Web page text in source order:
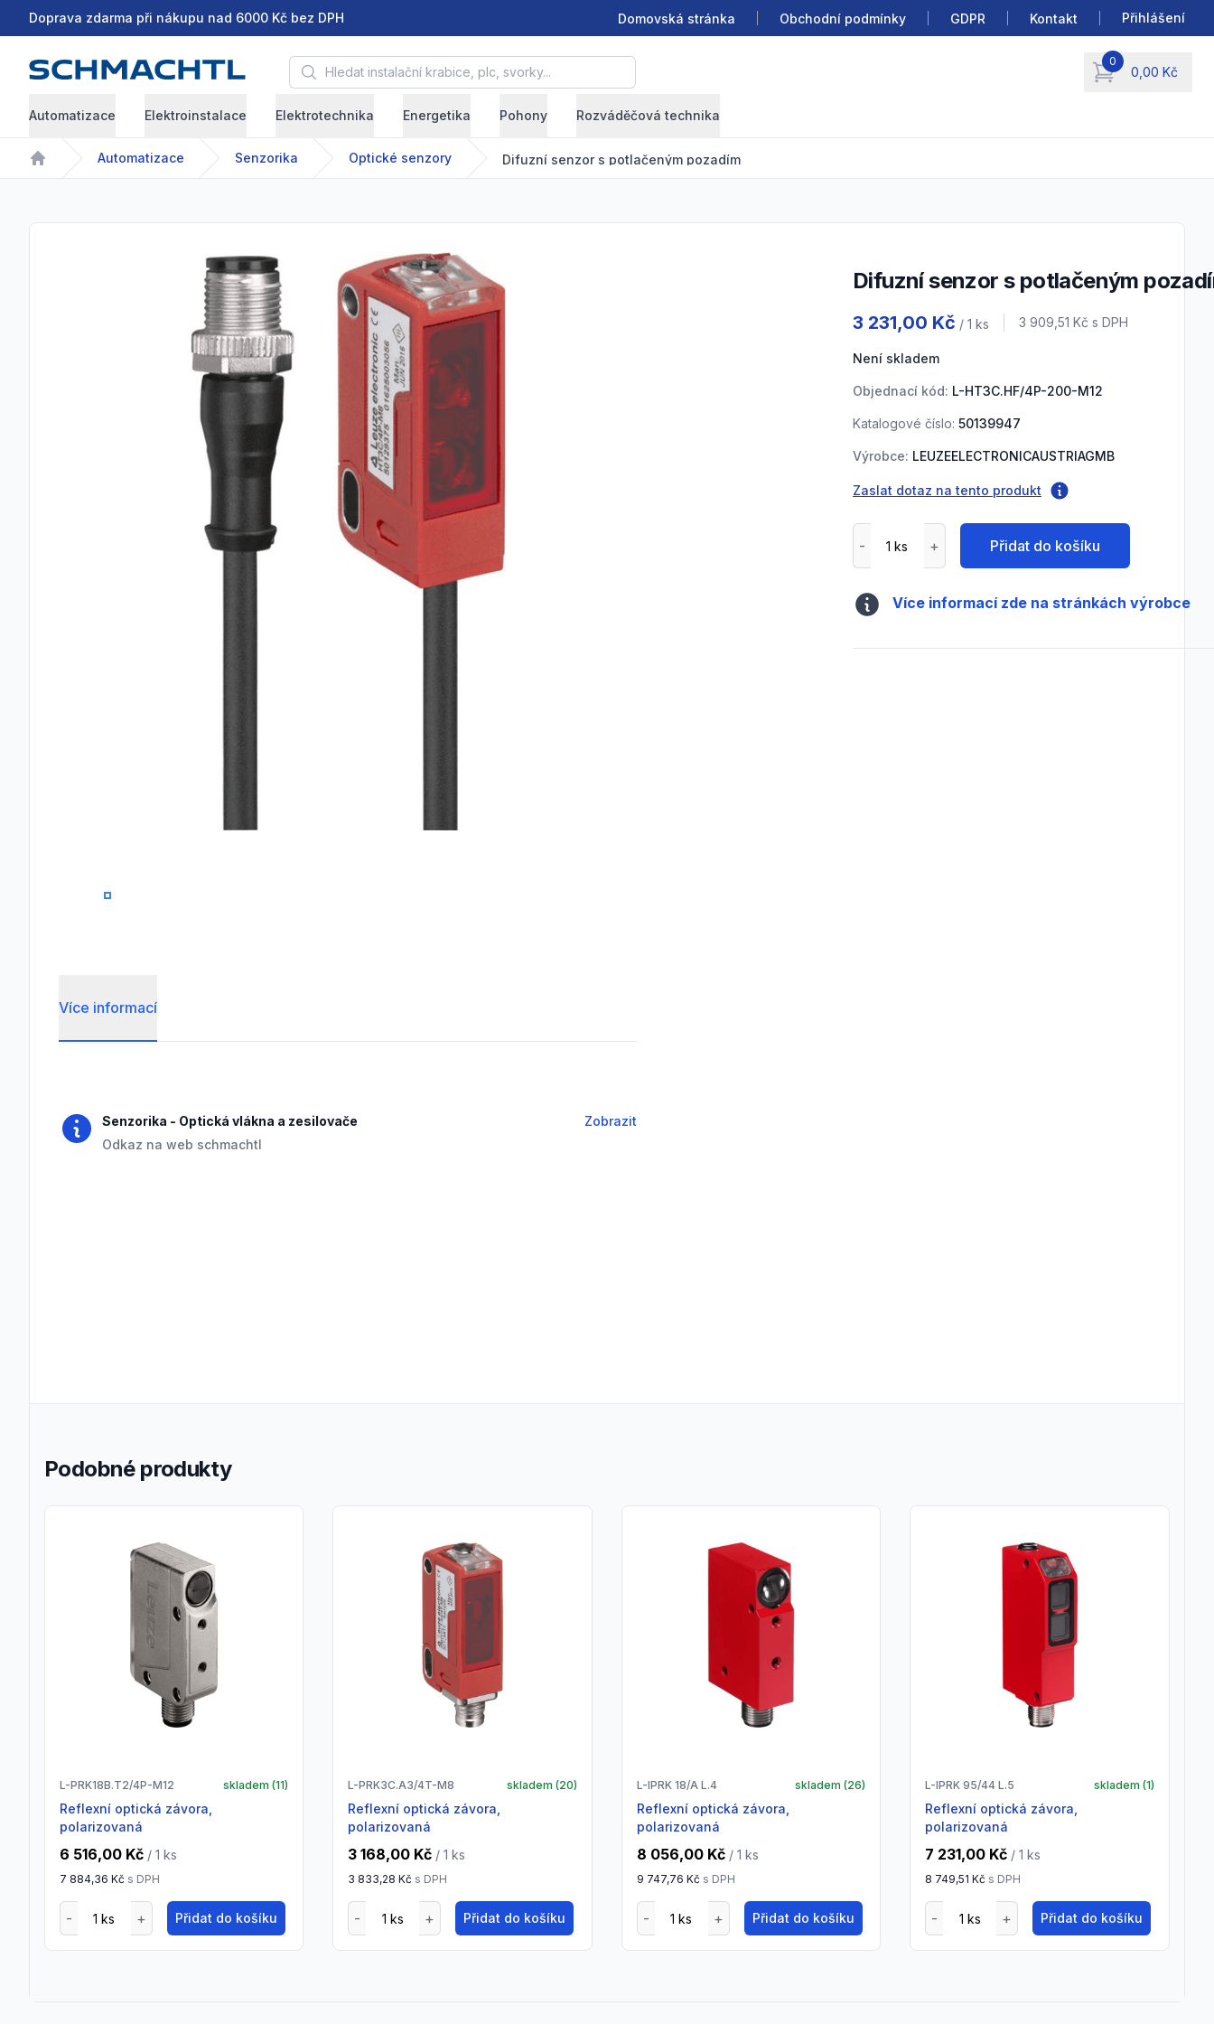
Doprava zdarma při nákupu nad 6000 Kč bez DPH Domovská stránka Obchodní podmínky GDPR Kontakt Přihlášení
Hledat instalační krabice, plc, svorky... 0
0,00 Kč
items in cart, view
Automatizace Elektroinstalace Elektrotechnika Energetika Pohony Rozváděčová technika
Home
Automatizace Senzorika Optické senzory Difuzní senzor s potlačeným pozadím
0
Difuzní senzor s potlačeným
3 231,00 Kč / 1 ks Cena s DPH
3 909,51 Kč s DPH
Není skladem
Objednací kód: L-HT3C.HF/4P-200-M12
Katalogové číslo: 50139947
Výrobce: LEUZEELECTRONICAUSTRIAGMB
Zaslat dotaz na tento produkt
Přidat do košíku
Více informací zde na stránkách výrobce
Více informací
Senzorika - Optická vlákna a zesilovače
Odkaz na web schmachtl
Zobrazit
Podobné produkty
L-PRK18B.T2/4P-M12 skladem (11)
Reflexní optická závora,
polarizovaná
6 516,00 Kč / 1 ks
7 884,36 Kč s DPH
Přidat do košíku
L-PRK3C.A3/4T-M8 skladem (20)
Reflexní optická závora,
polarizovaná
3 168,00 Kč / 1 ks
3 833,28 Kč s DPH
Přidat do košíku
L-IPRK 18/A L.4 skladem (26)
Reflexní optická závora,
polarizovaná
8 056,00 Kč / 1 ks
9 747,76 Kč s DPH
Přidat do košíku
L-IPRK 95/44 L.5 skladem (1)
Reflexní optická závora,
polarizovaná
7 231,00 Kč / 1 ks
8 749,51 Kč s DPH
Přidat do košíku